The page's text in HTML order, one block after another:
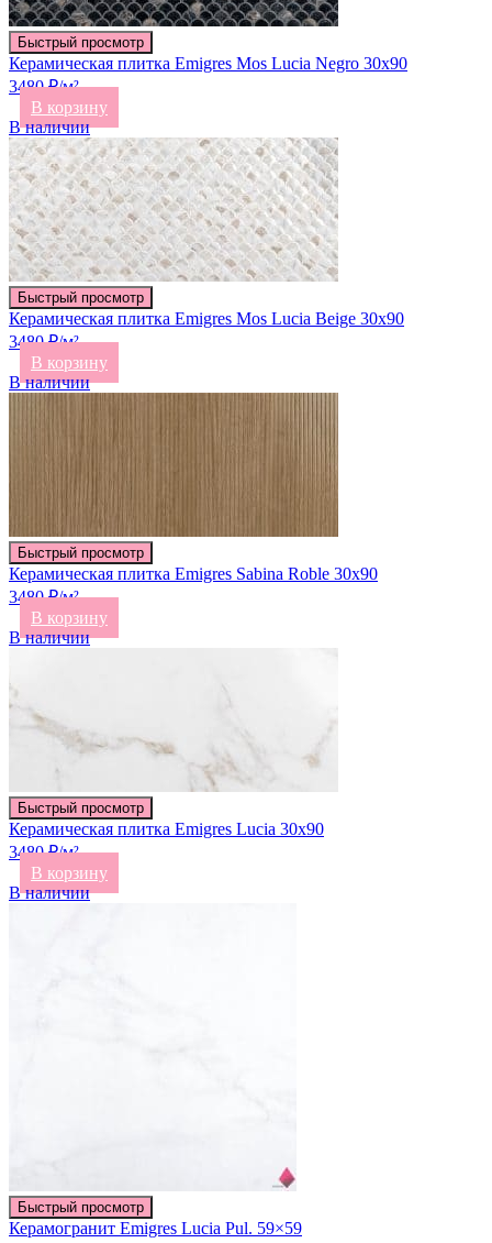
Быстрый просмотр
Керамическая плитка Emigres Mos Lucia Negro 30х90
3480 ₽/м²
В корзину
В наличии
Быстрый просмотр
Керамическая плитка Emigres Mos Lucia Beige 30х90
3480 ₽/м²
В корзину
В наличии
Быстрый просмотр
Керамическая плитка Emigres Sabina Roble 30х90
3480 ₽/м²
В корзину
В наличии
Быстрый просмотр
Керамическая плитка Emigres Lucia 30х90
3480 ₽/м²
В корзину
В наличии
Быстрый просмотр
Керамогранит Emigres Lucia Pul. 59×59